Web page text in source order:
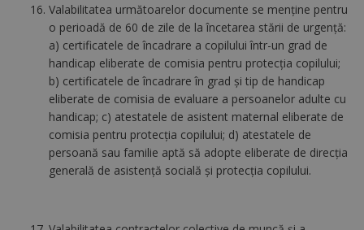
Valabilitatea următoarelor documente se menţine pentru
o perioadă de 60 de zile de la încetarea stării de urgenţă:
a) certificatele de încadrare a copilului într-un grad de
handicap eliberate de comisia pentru protecţia copilului;
b) certificatele de încadrare în grad şi tip de handicap
eliberate de comisia de evaluare a persoanelor adulte cu
handicap; c) atestatele de asistent maternal eliberate de
comisia pentru protecţia copilului; d) atestatele de
persoană sau familie aptă să adopte eliberate de direcţia
generală de asistenţă socială şi protecţia copilului.